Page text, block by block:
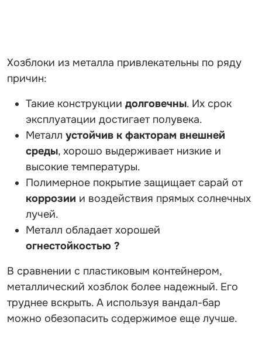
Хозблоки из металла привлекательны по ряду
причин:
Такие конструкции долговечны. Их срок
эксплуатации достигает полувека.
Металл устойчив к факторам внешней
среды, хорошо выдерживает низкие и
высокие температуры.
Полимерное покрытие защищает сарай от
коррозии и воздействия прямых солнечных
лучей.
Металл обладает хорошей
огнестойкостью ?
В сравнении с пластиковым контейнером,
металлический хозблок более надежный. Его
труднее вскрыть. А используя вандал-бар
можно обезопасить содержимое еще лучше.